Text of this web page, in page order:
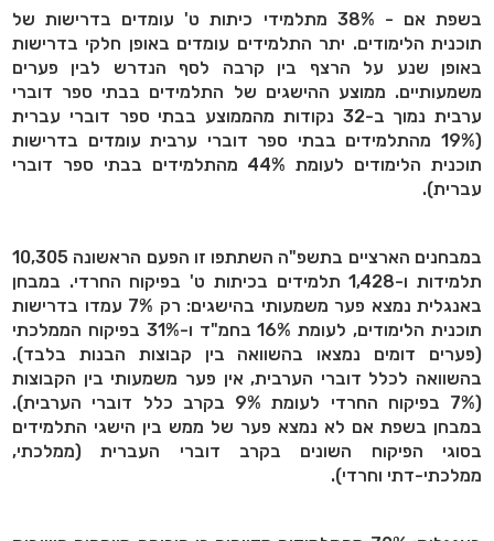
בשפת אם - 38% מתלמידי כיתות ט' עומדים בדרישות של
תוכנית הלימודים. יתר התלמידים עומדים באופן חלקי בדרישות
באופן שנע על הרצף בין קרבה לסף הנדרש לבין פערים
משמעותיים. ממוצע ההישגים של התלמידים בבתי ספר דוברי
ערבית נמוך ב-32 נקודות מהממוצע בבתי ספר דוברי עברית
(19% מהתלמידים בבתי ספר דוברי ערבית עומדים בדרישות
תוכנית הלימודים לעומת 44% מהתלמידים בבתי ספר דוברי
עברית).
במבחנים הארציים בתשפ"ה השתתפו זו הפעם הראשונה 10,305
תלמידות ו-1,428 תלמידים בכיתות ט' בפיקוח החרדי. במבחן
באנגלית נמצא פער משמעותי בהישגים: רק 7% עמדו בדרישות
תוכנית הלימודים, לעומת 16% בחמ"ד ו-31% בפיקוח הממלכתי
(פערים דומים נמצאו בהשוואה בין קבוצות הבנות בלבד).
בהשוואה לכלל דוברי הערבית, אין פער משמעותי בין הקבוצות
(7% בפיקוח החרדי לעומת 9% בקרב כלל דוברי הערבית).
במבחן בשפת אם לא נמצא פער של ממש בין הישגי התלמידים
בסוגי הפיקוח השונים בקרב דוברי העברית (ממלכתי,
ממלכתי-דתי וחרדי).